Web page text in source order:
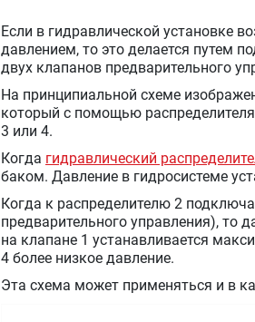
Если в гидравлической установке
давлением, то это делается путем
двух клапанов предварительного
На принципиальной схеме
который с помощью
3 или 4.
Когда гидравлический
баком. Давление в гидросистеме
Когда к распределителю 2
предварительного управления), то
на клапане 1 устанавливается
4 более низкое давление.
Эта схема может применяться и в